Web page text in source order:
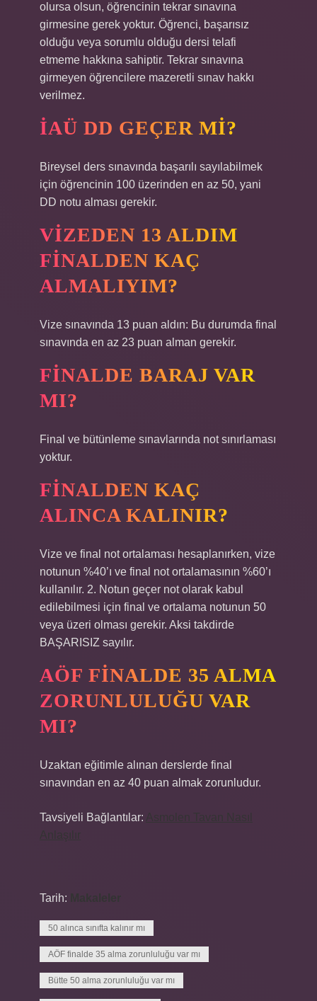
olursa olsun, öğrencinin tekrar sınavına
girmesine gerek yoktur. Öğrenci, başarısız
olduğu veya sorumlu olduğu dersi telafi
etmeme hakkına sahiptir. Tekrar sınavına
girmeyen öğrencilere mazeretli sınav hakkı
verilmez.
İAÜ DD GEÇER MI?
Bireysel ders sınavında başarılı sayılabilmek
için öğrencinin 100 üzerinden en az 50, yani
DD notu alması gerekir.
VIZEDEN 13 ALDIM
FINALDEN KAÇ
ALMALIYIM?
Vize sınavında 13 puan aldın: Bu durumda final
sınavında en az 23 puan alman gerekir.
FINALDE BARAJ VAR
MI?
Final ve bütünleme sınavlarında not sınırlaması
yoktur.
FINALDEN KAÇ
ALINCA KALINIR?
Vize ve final not ortalaması hesaplanırken, vize
notunun %40’ı ve final not ortalamasının %60’ı
kullanılır. 2. Notun geçer not olarak kabul
edilebilmesi için final ve ortalama notunun 50
veya üzeri olması gerekir. Aksi takdirde
BAŞARISIZ sayılır.
AÖF FINALDE 35 ALMA
ZORUNLULUĞU VAR
MI?
Uzaktan eğitimle alınan derslerde final
sınavından en az 40 puan almak zorunludur.
Tavsiyeli Bağlantılar:
Tarih:
50 alınca sınıfta kalınır mı
AÖF finalde 35 alma zorunluluğu var mı
Bütte 50 alma zorunluluğu var mı